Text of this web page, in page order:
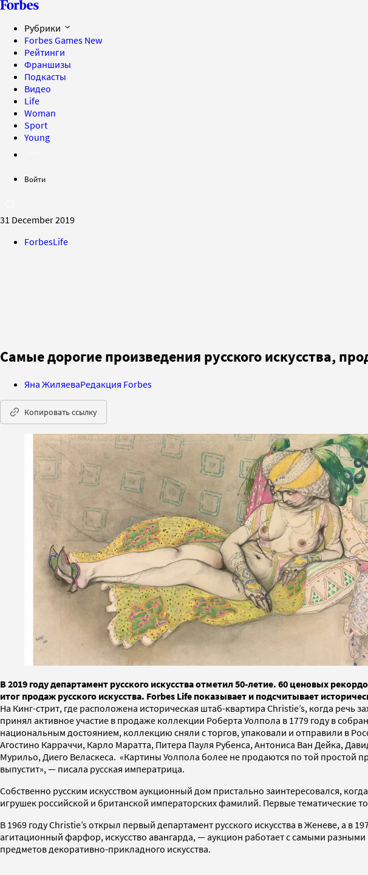
Рубрики
Forbes Games New
Рейтинги
Франшизы
Подкасты
Видео
Life
Woman
Sport
Young
Войти
31 December 2019
ForbesLife
Самые дорогие произведения русского искусства,
Яна ЖиляеваРедакция Forbes
Копировать ссылку
В 2019 году департамент русского искусства отметил 50-летие. 60 ценовых
итог продаж русского искусства. Forbes Life показывает и подсчитывает
На Кинг-стрит, где расположена историческая штаб-квартира Christie’s, когда
принял активное участие в продаже коллекции Роберта Уолпола в 1779 году в
национальным достоянием, коллекцию сняли с торгов, упаковали и отправили в
Агостино Карраччи, Карло Маратта, Питера Пауля Рубенса, Антониса Ван Дейка,
Мурильо, Диего Веласкеса. «Картины Уолпола более не продаются по той простой
выпустит», — писала русская императрица.
Собственно русским искусством аукционный дом пристально заинтересовался,
игрушек российской и британской императорских фамилий. Первые тематические
В 1969 году Christie’s открыл первый департамент русского искусства в Женеве, а
агитационный фарфор, искусство авангарда, — аукцион работает с самыми
предметов декоративно-прикладного искусства.